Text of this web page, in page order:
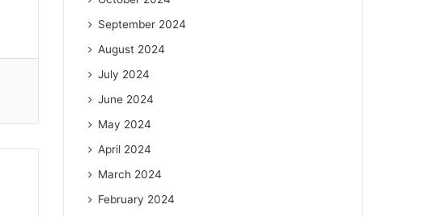
September 2024
August 2024
July 2024
June 2024
May 2024
April 2024
March 2024
February 2024